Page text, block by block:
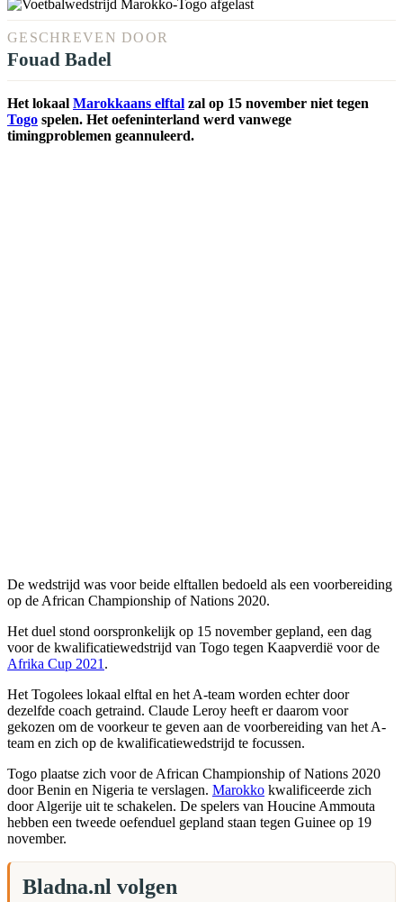
GESCHREVEN DOOR
Fouad Badel
Het lokaal Marokkaans elftal zal op 15 november niet tegen
Togo spelen. Het oefeninterland werd vanwege
timingproblemen geannuleerd.
De wedstrijd was voor beide elftallen bedoeld als een voorbereiding
op de African Championship of Nations 2020.
Het duel stond oorspronkelijk op 15 november gepland, een dag
voor de kwalificatiewedstrijd van Togo tegen Kaapverdië voor de
Afrika Cup 2021 .
Het Togolees lokaal elftal en het A-team worden echter door
dezelfde coach getraind. Claude Leroy heeft er daarom voor
gekozen om de voorkeur te geven aan de voorbereiding van het A-
team en zich op de kwalificatiewedstrijd te focussen.
Togo plaatse zich voor de African Championship of Nations 2020
door Benin en Nigeria te verslagen. Marokko kwalificeerde zich
door Algerije uit te schakelen. De spelers van Houcine Ammouta
hebben een tweede oefenduel gepland staan tegen Guinee op 19
november.
Bladna.nl volgen